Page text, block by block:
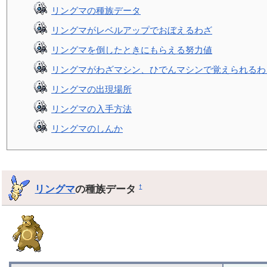
リングマの種族データ
リングマがレベルアップでおぼえるわざ
リングマを倒したときにもらえる努力値
リングマがわざマシン、ひでんマシンで覚えられる
リングマの出現場所
リングマの入手方法
リングマのしんか
リングマの種族データ†